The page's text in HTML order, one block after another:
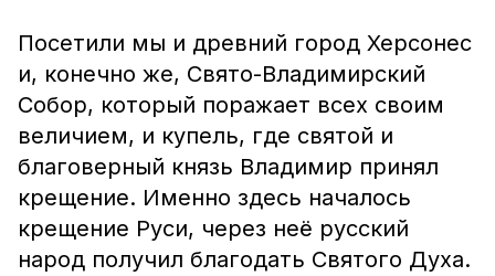
Посетили мы и древний город Херсонес
и, конечно же, Свято-Владимирский
Собор, который поражает всех своим
величием, и купель, где святой и
благоверный князь Владимир принял
крещение. Именно здесь началось
крещение Руси, через неё русский
народ получил благодать Святого Духа.